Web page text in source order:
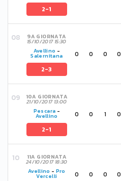
2-1
9A GIORNATA
15/10/2017 15:30
Avellino -
Salernitana
2-3
0 0 0 0
10A GIORNATA
21/10/2017 13:00
Pescara -
Avellino
2-1
0 0 1 0
11A GIORNATA
24/10/2017 18:30
Avellino - Pro
Vercelli 0 0 0 0